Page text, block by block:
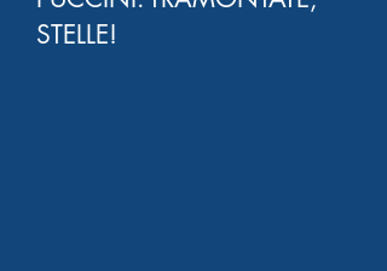
STELLE!